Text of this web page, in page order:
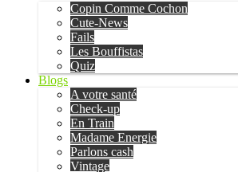
Copin Comme Cochon
Cute-News
Fails
Les Bouffistas
Quiz
Blogs
A votre santé
Check-up
En Train
Madame Energie
Parlons cash
Vintage